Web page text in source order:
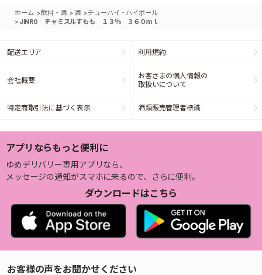
ホーム >飲料・酒 > 酒 >チューハイ・ハイボール
> JINRO チャミスルすもも １３％ ３６０ｍｌ
配送エリア 利用規約
会社概要
お客さまの個人情報の
取扱いについて
特定商取引法に基づく表示 酒類販売管理者標識
アプリならもっと便利に
ゆめデリバリー専用アプリなら、
メッセージの通知がスマホに来るので、さらに便利。
ダウンロードはこちら
お客様の声をお聞かせください